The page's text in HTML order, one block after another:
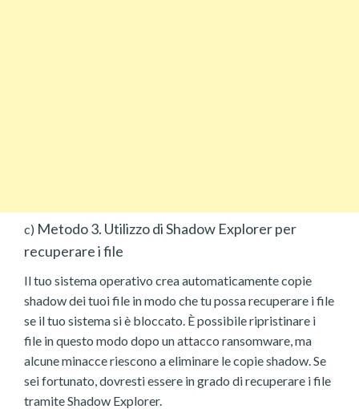
c) Metodo 3. Utilizzo di Shadow Explorer per
recuperare i file
Il tuo sistema operativo crea automaticamente copie
shadow dei tuoi file in modo che tu possa recuperare i file
se il tuo sistema si è bloccato. È possibile ripristinare i
file in questo modo dopo un attacco ransomware, ma
alcune minacce riescono a eliminare le copie shadow. Se
sei fortunato, dovresti essere in grado di recuperare i file
tramite Shadow Explorer.